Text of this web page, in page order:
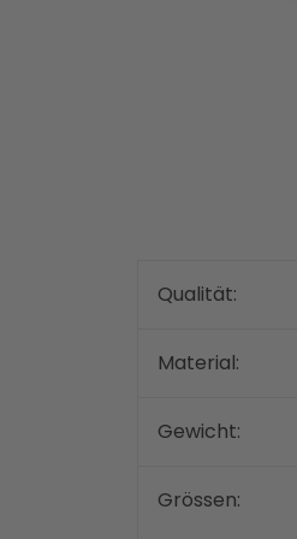
Qualität:
Material:
Gewicht:
Grössen: